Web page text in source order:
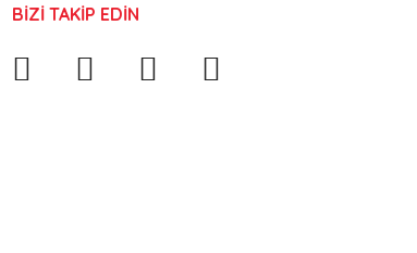
BİZİ TAKİP EDİN